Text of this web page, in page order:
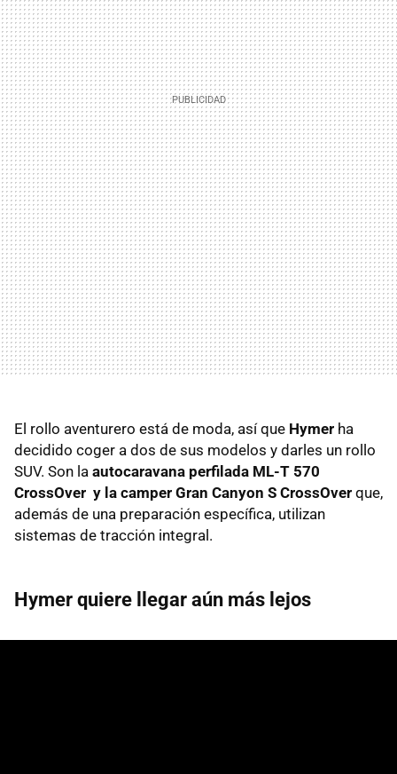
El rollo aventurero está de moda, así que Hymer ha
decidido coger a dos de sus modelos y darles un rollo
SUV. Son la autocaravana perfilada ML-T 570
CrossOver y la camper Gran Canyon S CrossOver que,
además de una preparación específica, utilizan
sistemas de tracción integral.
Hymer quiere llegar aún más lejos